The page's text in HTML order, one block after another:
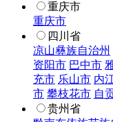
重庆市
重庆市
四川省
凉山彝族自治州
资阳市 巴中市
充市 乐山市 内
市 攀枝花市 自
贵州省